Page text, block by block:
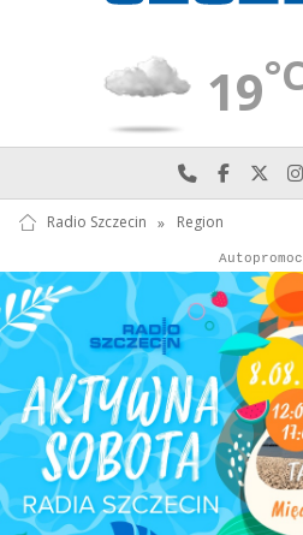
19
Najlepiej po
Radio Szczecin » Region